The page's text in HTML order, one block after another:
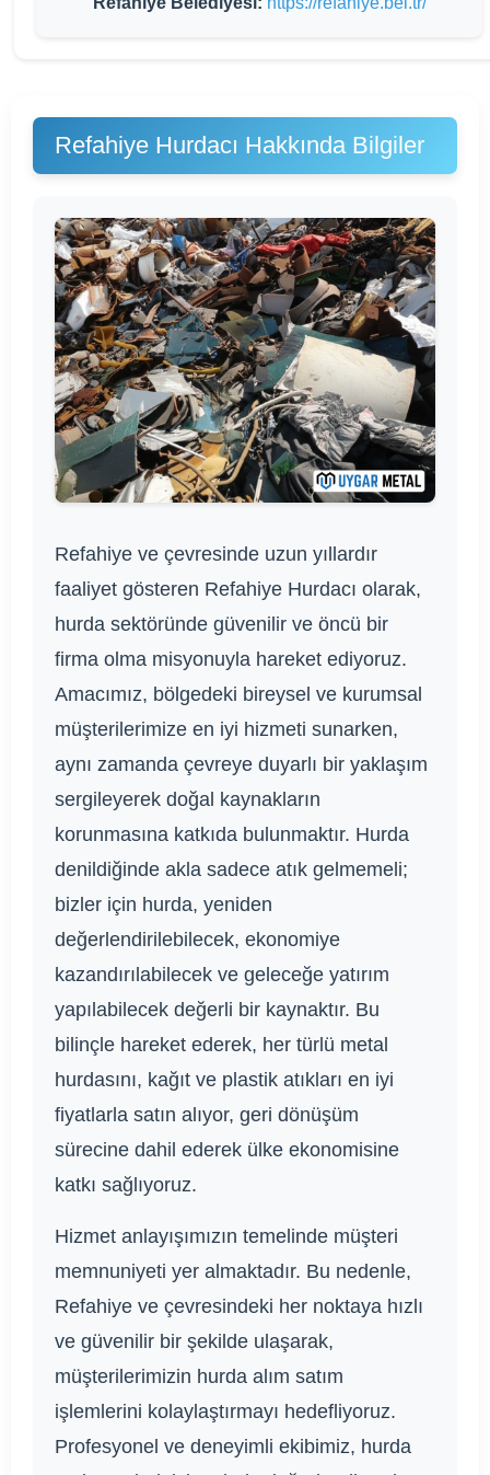
Refahiye Hurdacı Hakkında Bilgiler
Refahiye ve çevresinde uzun yıllardır
faaliyet gösteren Refahiye Hurdacı olarak,
hurda sektöründe güvenilir ve öncü bir
firma olma misyonuyla hareket ediyoruz.
Amacımız, bölgedeki bireysel ve kurumsal
müşterilerimize en iyi hizmeti sunarken,
aynı zamanda çevreye duyarlı bir yaklaşım
sergileyerek doğal kaynakların
korunmasına katkıda bulunmaktır. Hurda
denildiğinde akla sadece atık gelmemeli;
bizler için hurda, yeniden
değerlendirilebilecek, ekonomiye
kazandırılabilecek ve geleceğe yatırım
yapılabilecek değerli bir kaynaktır. Bu
bilinçle hareket ederek, her türlü metal
hurdasını, kağıt ve plastik atıkları en iyi
fiyatlarla satın alıyor, geri dönüşüm
sürecine dahil ederek ülke ekonomisine
katkı sağlıyoruz.
Hizmet anlayışımızın temelinde müşteri
memnuniyeti yer almaktadır. Bu nedenle,
Refahiye ve çevresindeki her noktaya hızlı
ve güvenilir bir şekilde ulaşarak,
müşterilerimizin hurda alım satım
işlemlerini kolaylaştırmayı hedefliyoruz.
Profesyonel ve deneyimli ekibimiz, hurda